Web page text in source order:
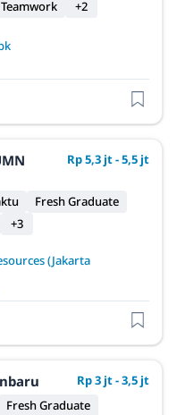
Teamwork +2
Rp 5,3 jt - 5,5 jt
Fresh Graduate
+3
(Jakarta
Rp 3 jt - 3,5 jt
Fresh Graduate